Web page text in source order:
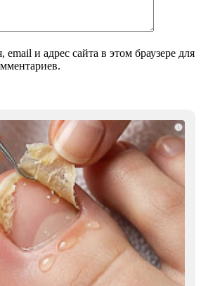
и адрес сайта в этом браузере для
i